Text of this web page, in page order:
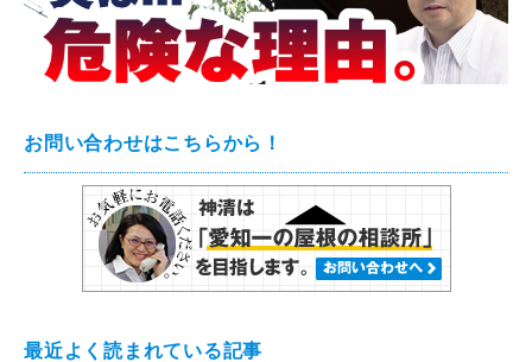
お問い合わせはこちらから！
最近よく読まれている記事